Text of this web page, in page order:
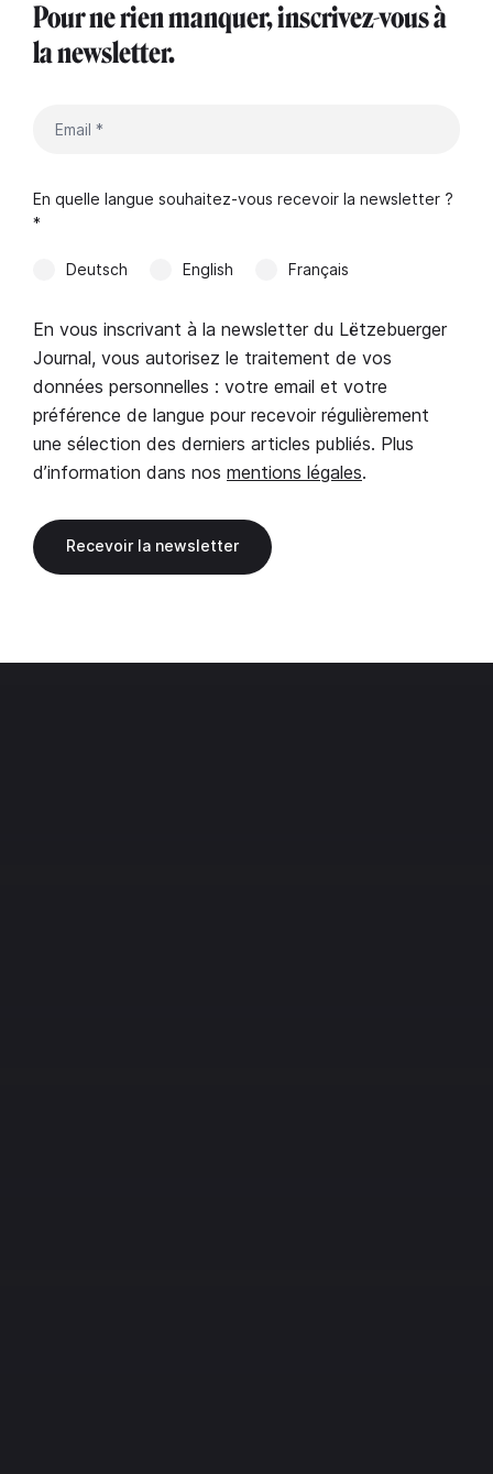
Pour ne rien manquer, inscrivez-vous à
la newsletter.
En quelle langue souhaitez-vous recevoir la newsletter ?
*
Deutsch English Français
En vous inscrivant à la newsletter du Lëtzebuerger
Journal, vous autorisez le traitement de vos
données personnelles : votre email et votre
préférence de langue pour recevoir régulièrement
une sélection des derniers articles publiés. Plus
d’information dans nos mentions légales.